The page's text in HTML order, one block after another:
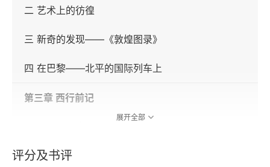
二 艺术上的彷徨
三 新奇的发现——《敦煌图录》
四 在巴黎——北平的国际列车上
第三章 西行前记
二 大后方的风尘
展开全部
评分及书评